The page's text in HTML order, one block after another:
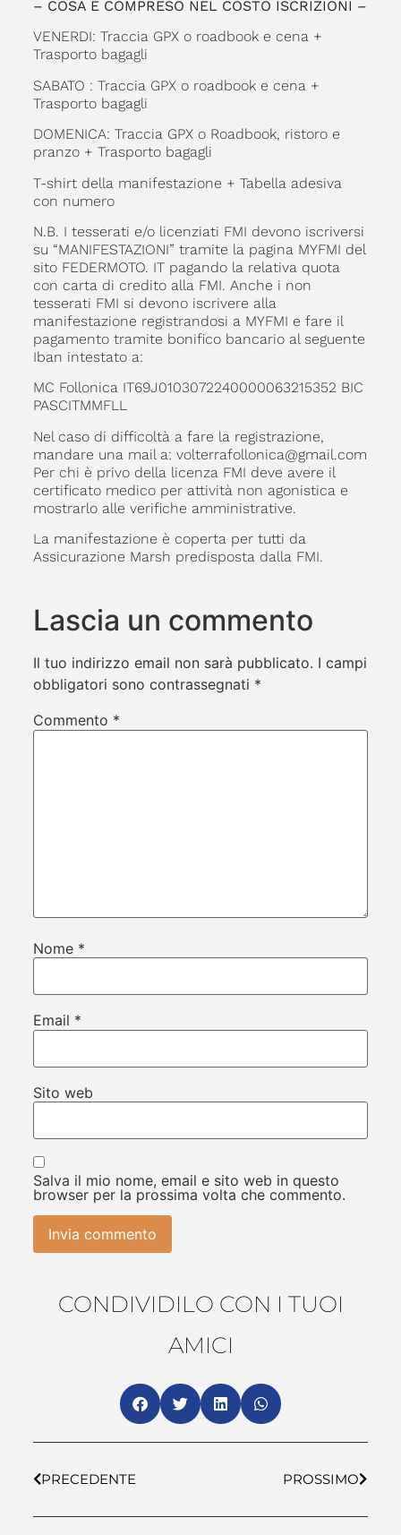
– COSA È COMPRESO NEL COSTO ISCRIZIONI –
VENERDI: Traccia GPX o roadbook e cena +
Trasporto bagagli
SABATO : Traccia GPX o roadbook e cena +
Trasporto bagagli
DOMENICA: Traccia GPX o Roadbook, ristoro e
pranzo + Trasporto bagagli
T-shirt della manifestazione + Tabella adesiva
con numero
N.B. I tesserati e/o licenziati FMI devono iscriversi
su “MANIFESTAZIONI” tramite la pagina MYFMI del
sito FEDERMOTO. IT pagando la relativa quota
con carta di credito alla FMI. Anche i non
tesserati FMI si devono iscrivere alla
manifestazione registrandosi a MYFMI e fare il
pagamento tramite bonifico bancario al seguente
Iban intestato a:
MC Follonica IT69J0103072240000063215352 BIC
PASCITMMFLL
Nel caso di difficoltà a fare la registrazione,
mandare una mail a: volterrafollonica@gmail.com
Per chi è privo della licenza FMI deve avere il
certificato medico per attività non agonistica e
mostrarlo alle verifiche amministrative.
La manifestazione è coperta per tutti da
Assicurazione Marsh predisposta dalla FMI.
Lascia un commento
Il tuo indirizzo email non sarà pubblicato. I campi
obbligatori sono contrassegnati *
Commento *
Nome *
Email *
Sito web
Salva il mio nome, email e sito web in questo
browser per la prossima volta che commento.
CONDIVIDILO CON I TUOI
AMICI
PRECEDENTE PROSSIMO